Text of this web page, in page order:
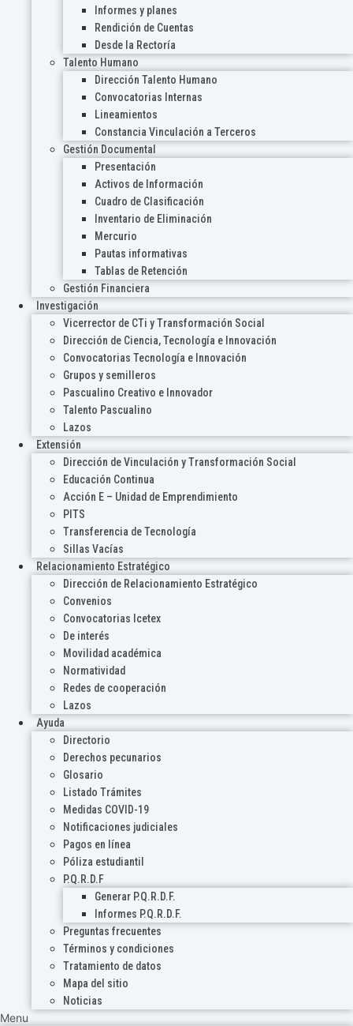
Informes y planes
Rendición de Cuentas
Desde la Rectoría
Talento Humano
Dirección Talento Humano
Convocatorias Internas
Lineamientos
Constancia Vinculación a Terceros
Gestión Documental
Presentación
Activos de Información
Cuadro de Clasificación
Inventario de Eliminación
Mercurio
Pautas informativas
Tablas de Retención
Gestión Financiera
Investigación
Vicerrector de CTi y Transformación Social
Dirección de Ciencia, Tecnología e Innovación
Convocatorias Tecnología e Innovación
Grupos y semilleros
Pascualino Creativo e Innovador
Talento Pascualino
Lazos
Extensión
Dirección de Vinculación y Transformación Social
Educación Continua
Acción E – Unidad de Emprendimiento
PITS
Transferencia de Tecnología
Sillas Vacías
Relacionamiento Estratégico
Dirección de Relacionamiento Estratégico
Convenios
Convocatorias Icetex
De interés
Movilidad académica
Normatividad
Redes de cooperación
Lazos
Ayuda
Directorio
Derechos pecunarios
Glosario
Listado Trámites
Medidas COVID-19
Notificaciones judiciales
Pagos en línea
Póliza estudiantil
P.Q.R.D.F
Generar P.Q.R.D.F.
Informes P.Q.R.D.F.
Preguntas frecuentes
Términos y condiciones
Tratamiento de datos
Mapa del sitio
Noticias
Menu